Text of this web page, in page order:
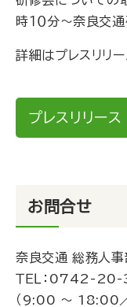
時１０分～奈良交
詳細はプレスリリ
プレスリリース
お問合せ
奈良交通 総務
ＴＥＬ： 0742-20-
（9:00 ～ 18:00／